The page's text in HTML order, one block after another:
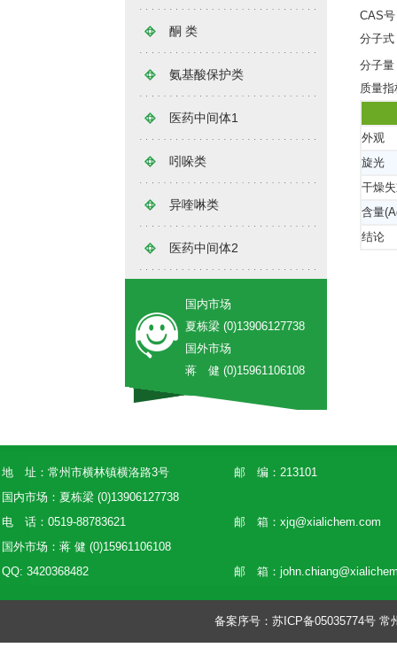
酮 类
氨基酸保护类
医药中间体1
吲哚类
异喹啉类
医药中间体2
国内市场
夏栋梁 (0)13906127738
国外市场
蒋 健 (0)15961106108
CAS号
分子式
分子量
质量
外观
旋光
干燥
含量
结论
地 址：常州市横林镇横洛路3号
邮 编：213101
国内市场：夏栋梁 (0)13906127738
电 话：0519-88783621
邮 箱： xjq@xialichem.com
国外市场：蒋 健 (0)15961106108
QQ: 3420368482
邮 箱：
备案序号： 苏ICP备05035774号 常